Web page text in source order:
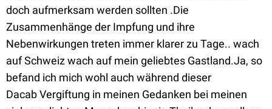
doch aufmerksam werden sollten .Die
Zusammenhänge der Impfung und ihre
Nebenwirkungen treten immer klarer zu Tage.. wach
auf Schweiz wach auf mein geliebtes Gastland.Ja, so
befand ich mich wohl auch während dieser
Dacab Vergiftung in meinen Gedanken bei meinen